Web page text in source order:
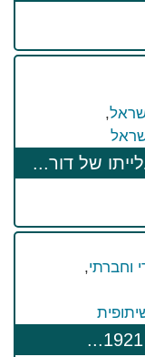
,
של דור...
וחברתי,